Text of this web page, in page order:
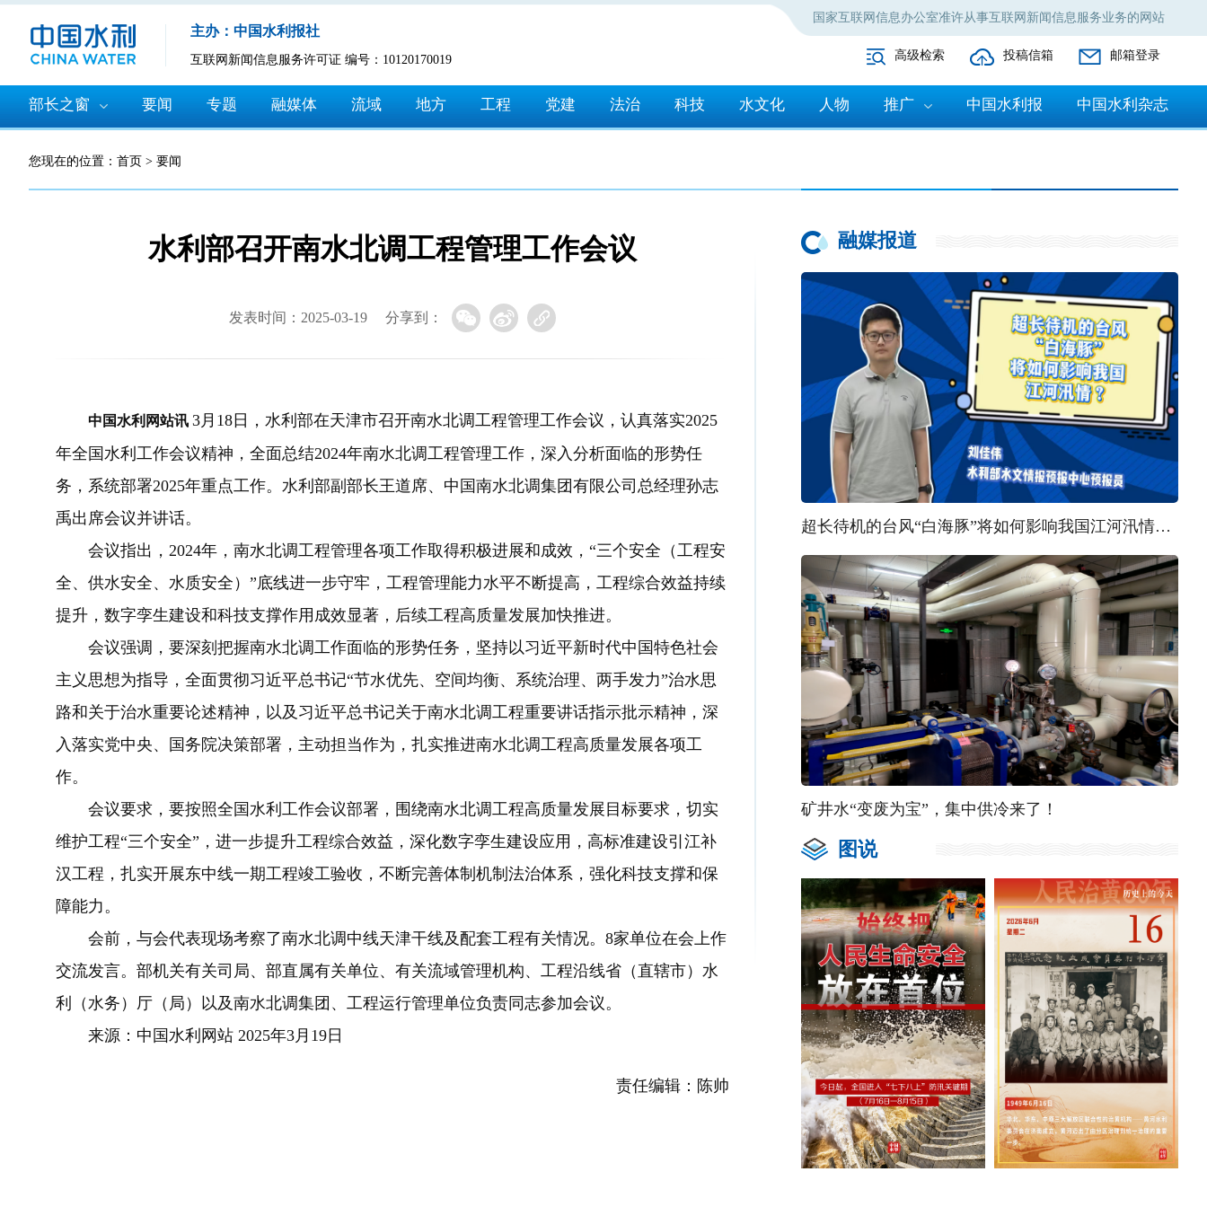
国家互联网信息办公室准许从事互联网新闻信息服务业务的网站
主办：中国水利报社
互联网新闻信息服务许可证 编号：10120170019 高级检索 投稿信箱 邮箱登录
部长之窗 要闻 专题 融媒体 流域 地方 工程 党建 法治 科技 水文化 人物 推广 中国水利报 中国水利杂志
您现在的位置： 首页 > 要闻
水利部召开南水北调工程管理工作会议
发表时间：2025-03-19 分享到：
中国水利网站讯 3月18日，水利部在天津市召开南水北调工程管理工作会议，认真落实2025
年全国水利工作会议精神，全面总结2024年南水北调工程管理工作，深入分析面临的形势任
务，系统部署2025年重点工作。水利部副部长王道席、中国南水北调集团有限公司总经理孙志
禹出席会议并讲话。
会议指出，2024年，南水北调工程管理各项工作取得积极进展和成效，“三个安全（工程安
全、供水安全、水质安全）”底线进一步守牢，工程管理能力水平不断提高，工程综合效益持续
提升，数字孪生建设和科技支撑作用成效显著，后续工程高质量发展加快推进。
会议强调，要深刻把握南水北调工作面临的形势任务，坚持以习近平新时代中国特色社会
主义思想为指导，全面贯彻习近平总书记“节水优先、空间均衡、系统治理、两手发力”治水思
路和关于治水重要论述精神，以及习近平总书记关于南水北调工程重要讲话指示批示精神，深
入落实党中央、国务院决策部署，主动担当作为，扎实推进南水北调工程高质量发展各项工
作。
会议要求，要按照全国水利工作会议部署，围绕南水北调工程高质量发展目标要求，切实
维护工程“三个安全”，进一步提升工程综合效益，深化数字孪生建设应用，高标准建设引江补
汉工程，扎实开展东中线一期工程竣工验收，不断完善体制机制法治体系，强化科技支撑和保
障能力。
会前，与会代表现场考察了南水北调中线天津干线及配套工程有关情况。8家单位在会上作
交流发言。部机关有关司局、部直属有关单位、有关流域管理机构、工程沿线省（直辖市）水
利（水务）厅（局）以及南水北调集团、工程运行管理单位负责同志参加会议。
来源：中国水利网站 2025年3月19日
责任编辑：陈帅
融媒报道
超长待机的台风“白海豚”将如何影响我国江河汛情？ | 汛问水雨情
矿井水“变废为宝”，集中供冷来了！
图说